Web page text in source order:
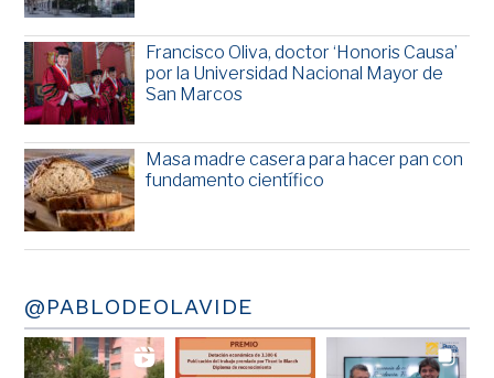
Francisco Oliva, doctor ‘Honoris Causa’
por la Universidad Nacional Mayor de
San Marcos
Masa madre casera para hacer pan con
fundamento científico
@PABLODEOLAVIDE